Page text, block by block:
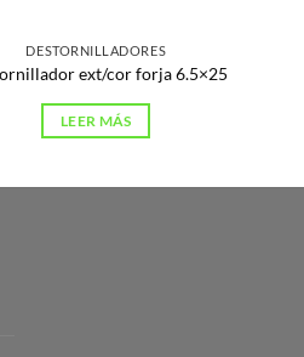
DESTORNILLADORES
ext/cor forja 6.5×25
LEER MÁS